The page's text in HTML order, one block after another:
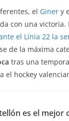
el Giner y
con una victoria.
el Línia 22 la
de la máxima
tras una
el hockey
es el mejor